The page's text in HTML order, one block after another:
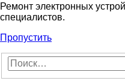
Ремонт электронных
специалистов.
Пропустить